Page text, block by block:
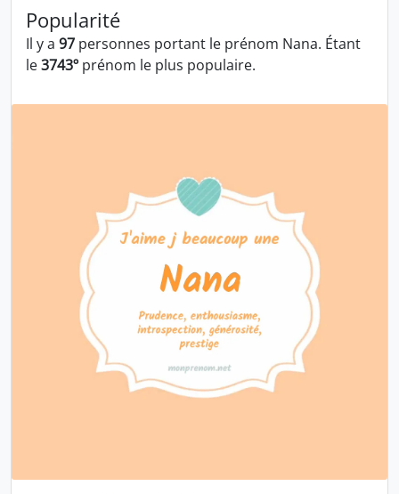
Popularité
Il y a 97 personnes portant le prénom Nana. Étant
le3743º prénom le plus populaire.